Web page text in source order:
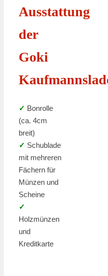
Ausstattung
der
Goki
✓ Bonrolle
(ca. 4cm
breit)
✓ Schublade
mit mehreren
Fächern für
Münzen und
Scheine
✓
Holzmünzen
und
Kreditkarte